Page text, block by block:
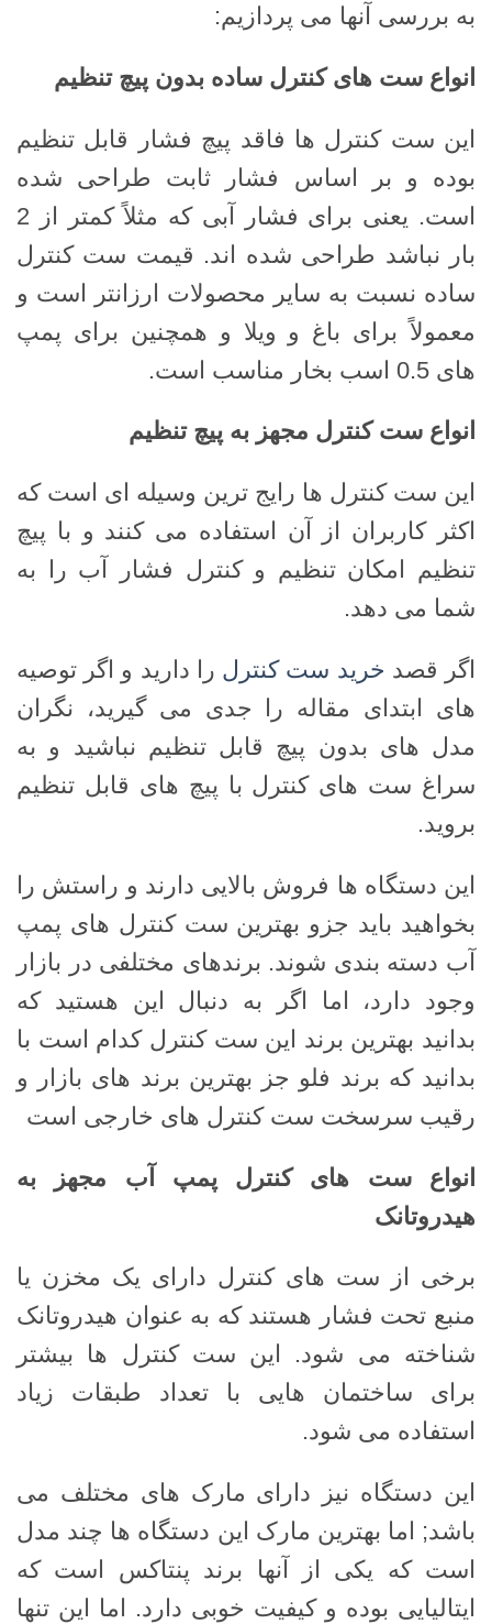
به بررسی آنها می پردازیم:
انواع ست های کنترل ساده بدون پیچ تنظیم
این ست کنترل ها فاقد پیچ ​​فشار قابل تنظیم
بوده و بر اساس فشار ثابت طراحی شده
است. یعنی برای فشار آبی که مثلاً کمتر از 2
بار نباشد طراحی شده اند. قیمت ست کنترل
ساده نسبت به سایر محصولات ارزانتر است و
معمولاً برای باغ و ویلا و همچنین برای پمپ
های 0.5 اسب بخار مناسب است.
انواع ست کنترل مجهز به پیچ تنظیم
این ست کنترل ها رایج ترین وسیله ای است که
اکثر کاربران از آن استفاده می کنند و با پیچ
تنظیم امکان تنظیم و کنترل فشار آب را به
شما می دهد.
اگر قصد خرید ست کنترل را دارید و اگر توصیه
های ابتدای مقاله را جدی می گیرید، نگران
مدل های بدون پیچ قابل تنظیم نباشید و به
سراغ ست های کنترل با پیچ های قابل تنظیم
بروید.
این دستگاه ها فروش بالایی دارند و راستش را
بخواهید باید جزو بهترین ست کنترل های پمپ
آب دسته بندی شوند. برندهای مختلفی در بازار
وجود دارد، اما اگر به دنبال این هستید که
بدانید بهترین برند این ست کنترل کدام است با
بدانید که برند فلو جز بهترین برند های بازار و
رقیب سرسخت ست کنترل های خارجی است
انواع ست های کنترل پمپ آب مجهز به
هیدروتانک
برخی از ست های کنترل دارای یک مخزن یا
منبع تحت فشار هستند که به عنوان هیدروتانک
شناخته می شود. این ست کنترل ها بیشتر
برای ساختمان هایی با تعداد طبقات زیاد
استفاده می شود.
این دستگاه نیز دارای مارک های مختلف می
باشد; اما بهترین مارک این دستگاه ها چند مدل
است که یکی از آنها برند پنتاکس است که
ایتالیایی بوده و کیفیت خوبی دارد. اما این تنها